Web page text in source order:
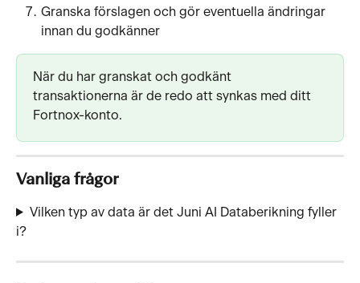
Granska förslagen och gör eventuella ändringar
innan du godkänner
När du har granskat och godkänt
transaktionerna är de redo att synkas med ditt
Fortnox-konto.
Vanliga frågor
Vilken typ av data är det Juni AI Databerikning fyller
i?